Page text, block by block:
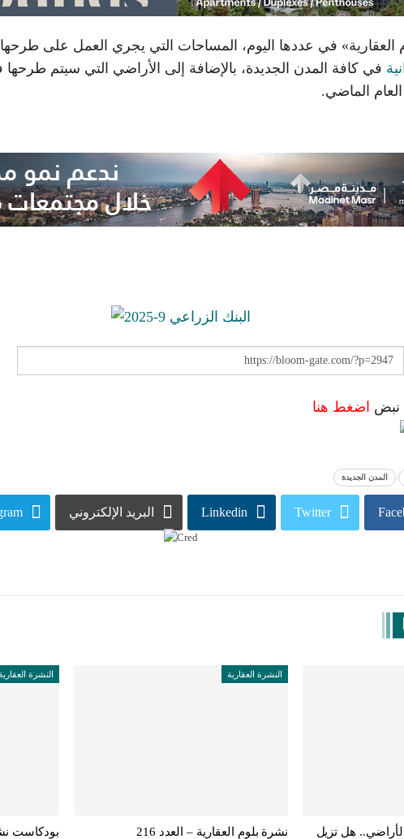
في عددها اليوم، المساحات التي يجري العمل على طرحها
في كافة المدن الجديدة، بالإضافة إلى الأراضي التي سيتم طرحها
الماضي.
نبض اضغط هنا
المدن الجديدة
Twitter
Linkedin البريد الإلكتروني
هل تزيل
النشرة العقارية
نشرة بلوم العقارية – العدد 216
النشرة
بودكاست